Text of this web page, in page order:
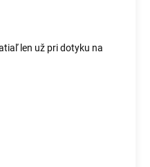
len už pri dotyku na